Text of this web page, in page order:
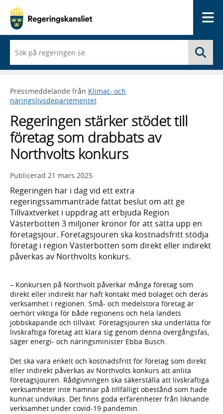
du
börjar
skriva
framträder
en
med
sökförslag
Pressmeddelande från Klimat- och
näringslivsdepartementet
Regeringen stärker stödet till
företag som drabbats av
Northvolts konkurs
Publicerad 21 mars 2025
Regeringen har i dag vid ett extra
regeringssammanträde fattat beslut om att ge
Tillväxtverket i uppdrag att erbjuda Region
Västerbotten 3 miljoner kronor för att sätta upp en
företagsjour. Företagsjouren ska kostnadsfritt stödja
företag i region Västerbotten som direkt eller indirekt
påverkas av Northvolts konkurs.
– Konkursen på Northvolt påverkar många företag som
direkt eller indirekt har haft kontakt med bolaget och deras
verksamhet i regionen. Små- och medelstora företag är
oerhört viktiga för både regionens och hela landets
jobbskapande och tillväxt. Företagsjouren ska underlätta för
livskraftiga företag att klara sig genom denna övergångsfas,
säger energi- och näringsminister Ebba Busch.
Det ska vara enkelt och kostnadsfritt för företag som direkt
eller indirekt påverkas av Northvolts konkurs att anlita
företagsjouren. Rådgivningen ska säkerställa att livskraftiga
verksamheter inte hamnar på tillfälligt obestånd som hade
kunnat undvikas. Det finns goda erfarenheter från liknande
verksamhet under covid-19 pandemin.